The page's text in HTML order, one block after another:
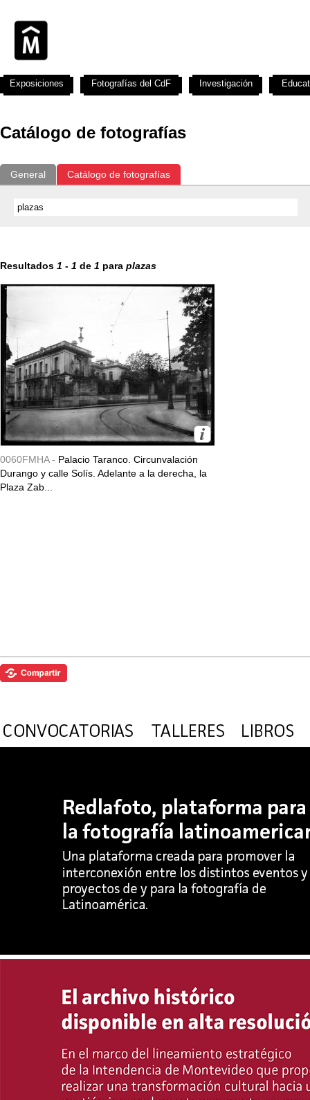
Catálogo de fotografías
General Catálogo de fotografías
Resultados 1 - 1 de 1 para plazas
0060FMHA - Palacio Taranco. Circunvalación
Durango y calle Solís. Adelante a la derecha, la
Plaza Zab...
Exposiciones Fotografías del CdF Investigación